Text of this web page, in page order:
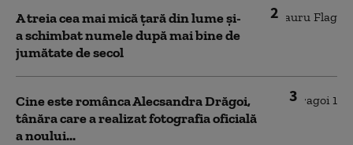
2
A treia cea mai mică țară din lume și-
a schimbat numele după mai bine de
jumătate de secol
3
Cine este românca Alecsandra Drăgoi,
tânăra care a realizat fotografia oficială
a noului...